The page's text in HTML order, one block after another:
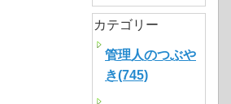
カテゴリー
管理人のつぶや
き(745)